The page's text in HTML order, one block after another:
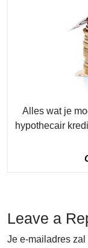
Alles wat je
hypothecair
Leave a
Je e-mailadres